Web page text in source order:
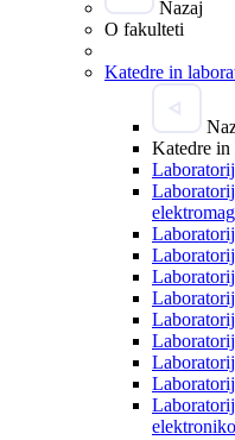
Nazaj
O fakulteti
Katedre in
Katedre
elektroniko